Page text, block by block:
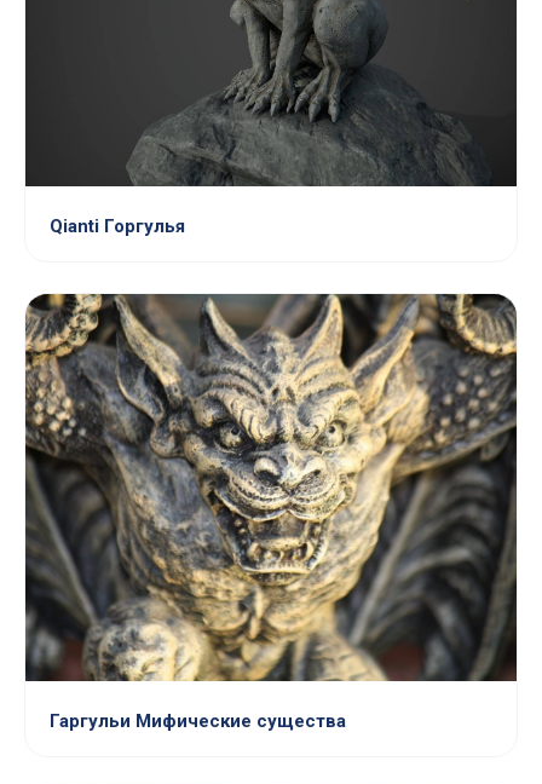
Qianti Горгулья
Гаргульи Мифические существа